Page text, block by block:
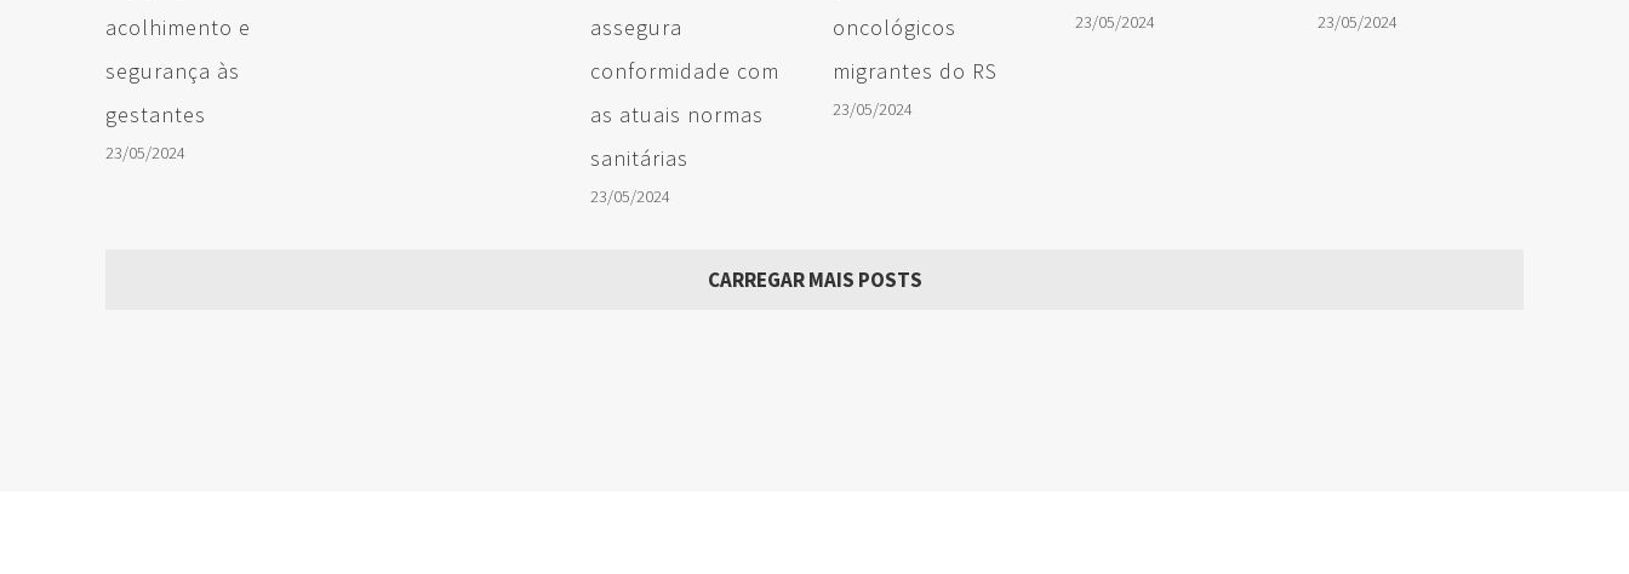
acolhimento e
segurança às
gestantes
23/05/2024
assegura
conformidade com
as atuais normas
sanitárias
23/05/2024
oncológicos
migrantes do RS
23/05/2024
23/05/2024 23/05/2024
CARREGAR MAIS POSTS